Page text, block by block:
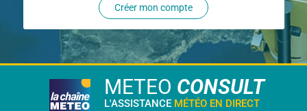
Créer mon compte
METEO CONSULT
L'ASSISTANCE MÉTÉO EN DIRECT